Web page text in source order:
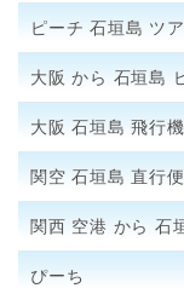
ピーチ 石垣島 ツ
大阪 から 石垣島
大阪 石垣島 飛行
関空 石垣島 直行
関西 空港 から 石
ぴーち